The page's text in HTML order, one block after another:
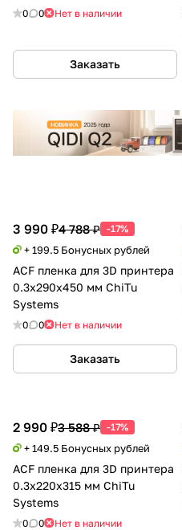
0 0 Нет в наличии
Заказать
3 990 ₽4 788 ₽ -17%
+ 199.5 Бонусных рублей
ACF пленка для 3D принтера
0.3x290x450 мм ChiTu
Systems
0 0 Нет в наличии
Заказать
2 990 ₽3 588 ₽ -17%
+ 149.5 Бонусных рублей
ACF пленка для 3D принтера
0.3x220x315 мм ChiTu
Systems
0 0 Нет в наличии